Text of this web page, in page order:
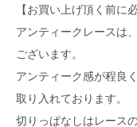
【お買い上げ頂く前に
アンティークレースは
ございます。
アンティーク感が程良
取り入れております。
切りっぱなしはレース